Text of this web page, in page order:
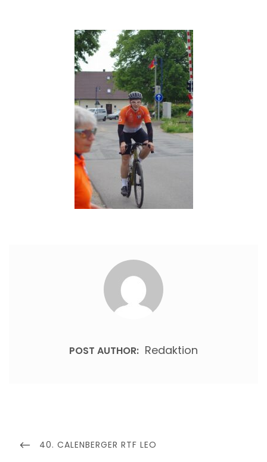
POST AUTHOR: Redaktion
PREVIOUS
40. CALENBERGER RTF LEO